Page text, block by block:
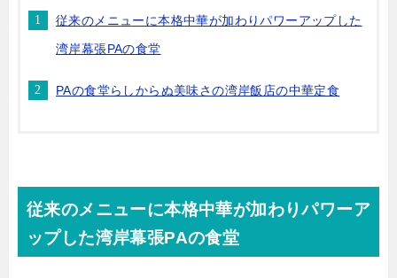
従来のメニューに本格中華が加わりパワーアップした
湾岸幕張PAの食堂
PAの食堂らしからぬ美味さの湾岸飯店の中華定食
従来のメニューに本格中華が加わりパワーア
ップした湾岸幕張PAの食堂